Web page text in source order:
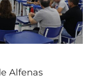
Alfenas